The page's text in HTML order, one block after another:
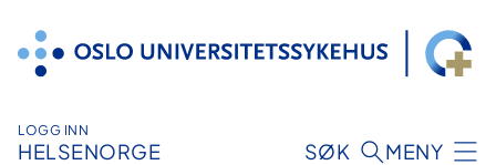
innhold
LOGG INN
HELSENORGE SØK MENY